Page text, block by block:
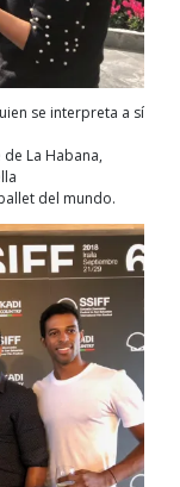
se interpreta a sí
La Habana,
del mundo.